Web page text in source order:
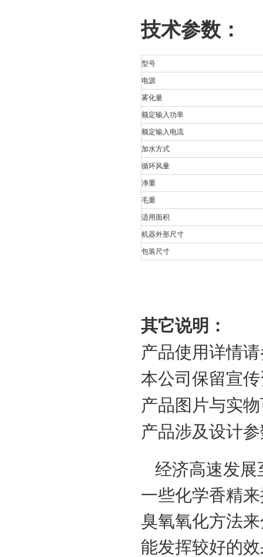
技术参数：
型号
电源
雾化量
额定输入功率
额定输入电流
加水方式
循环风量
净重
毛重
适用面积
机器外形尺寸
包装尺寸
其它说明：
产品使用详情
本公司保留宣
产品图片与实
产品涉及设计
经济高速发展
一些化学香精
臭氧氧化方法
能发挥较好的